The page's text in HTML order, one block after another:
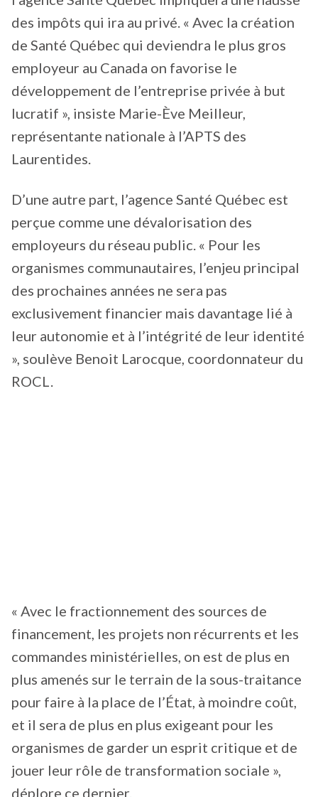
des impôts qui ira au privé. « Avec la création
de Santé Québec qui deviendra le plus gros
employeur au Canada on favorise le
développement de l’entreprise privée à but
lucratif », insiste Marie-Ève Meilleur,
représentante nationale à l’APTS des
Laurentides.
D’une autre part, l’agence Santé Québec est
perçue comme une dévalorisation des
employeurs du réseau public. « Pour les
organismes communautaires, l’enjeu principal
des prochaines années ne sera pas
exclusivement financier mais davantage lié à
leur autonomie et à l’intégrité de leur identité
», soulève Benoit Larocque, coordonnateur du
ROCL.
« Avec le fractionnement des sources de
financement, les projets non récurrents et les
commandes ministérielles, on est de plus en
plus amenés sur le terrain de la sous-traitance
pour faire à la place de l’État, à moindre coût,
et il sera de plus en plus exigeant pour les
organismes de garder un esprit critique et de
jouer leur rôle de transformation sociale »,
déplore ce dernier.